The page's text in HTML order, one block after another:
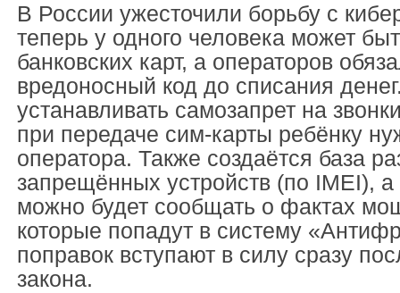
В России ужесточили борьбу с
теперь у одного человека может
банковских карт, а операторов
вредоносный код до списания
устанавливать самозапрет на
при передаче сим-карты ребёнку
оператора. Также создаётся база
запрещённых устройств (по IMEI), а
можно будет сообщать о фактах
которые попадут в систему
поправок вступают в силу сразу
закона.